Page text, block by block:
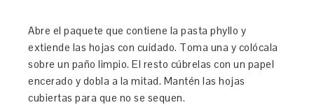
Abre el paquete que contiene la pasta phyllo y
extiende las hojas con cuidado. Toma una y colócala
sobre un paño limpio. El resto cúbrelas con un papel
encerado y dobla a la mitad. Mantén las hojas
cubiertas para que no se sequen.